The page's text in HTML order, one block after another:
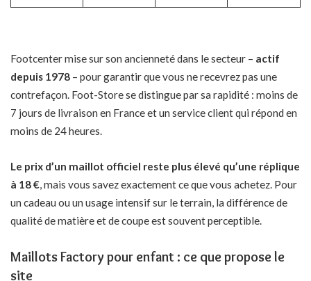
Footcenter mise sur son ancienneté dans le secteur – actif
depuis 1978 – pour garantir que vous ne recevrez pas une
contrefaçon. Foot-Store se distingue par sa rapidité : moins de
7 jours de livraison en France et un service client qui répond en
moins de 24 heures.
Le prix d’un maillot officiel reste plus élevé qu’une réplique
à 18 €, mais vous savez exactement ce que vous achetez. Pour
un cadeau ou un usage intensif sur le terrain, la différence de
qualité de matière et de coupe est souvent perceptible.
Maillots Factory pour enfant : ce que propose le
site